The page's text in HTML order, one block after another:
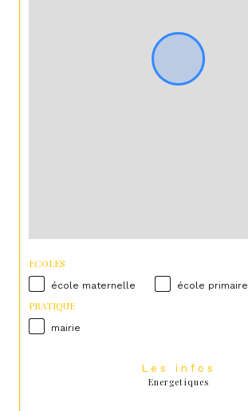
ECOLES
école maternelle école primaire
PRATIQUE
mairie
Les infos
Energetiques